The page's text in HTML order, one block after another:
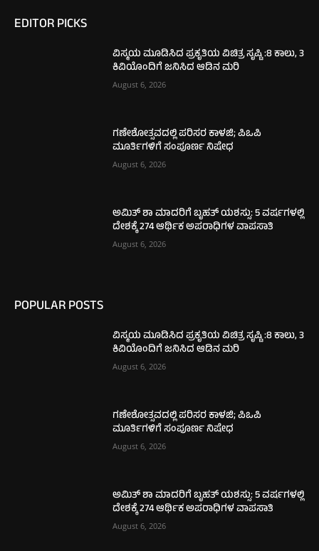
EDITOR PICKS
ವಿಸ್ಮಯ ಮೂಡಿಸಿದ ಪ್ರಕೃತಿಯ ವಿಚಿತ್ರ ಸೃಷ್ಟಿ :8 ಕಾಲು, 3
ಕಿವಿಯೊಂದಿಗೆ ಜನಿಸಿದ ಆಡಿನ ಮರಿ
August 6, 2026
ಗಣೇಶೋತ್ಸವದಲ್ಲಿ ಪರಿಸರ ಕಾಳಜಿ; ಪಿಒಪಿ
ಮೂರ್ತಿಗಳಿಗೆ ಸಂಪೂರ್ಣ ನಿಷೇಧ
August 6, 2026
ಅಮಿತ್ ಶಾ ಮಾದರಿಗೆ ಬೃಹತ್ ಯಶಸ್ಸು: 5 ವರ್ಷಗಳಲ್ಲಿ
ದೇಶಕ್ಕೆ 274 ಆರ್ಥಿಕ ಅಪರಾಧಿಗಳ ವಾಪಸಾತಿ
August 6, 2026
POPULAR POSTS
ವಿಸ್ಮಯ ಮೂಡಿಸಿದ ಪ್ರಕೃತಿಯ ವಿಚಿತ್ರ ಸೃಷ್ಟಿ :8 ಕಾಲು, 3
ಕಿವಿಯೊಂದಿಗೆ ಜನಿಸಿದ ಆಡಿನ ಮರಿ
August 6, 2026
ಗಣೇಶೋತ್ಸವದಲ್ಲಿ ಪರಿಸರ ಕಾಳಜಿ; ಪಿಒಪಿ
ಮೂರ್ತಿಗಳಿಗೆ ಸಂಪೂರ್ಣ ನಿಷೇಧ
August 6, 2026
ಅಮಿತ್ ಶಾ ಮಾದರಿಗೆ ಬೃಹತ್ ಯಶಸ್ಸು: 5 ವರ್ಷಗಳಲ್ಲಿ
ದೇಶಕ್ಕೆ 274 ಆರ್ಥಿಕ ಅಪರಾಧಿಗಳ ವಾಪಸಾತಿ
August 6, 2026